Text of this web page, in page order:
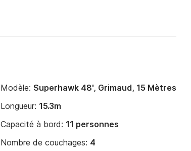
Modèle: Superhawk 48', Grimaud, 15 Mètres
Longueur: 15.3m
Capacité à bord: 11 personnes
Nombre de couchages: 4